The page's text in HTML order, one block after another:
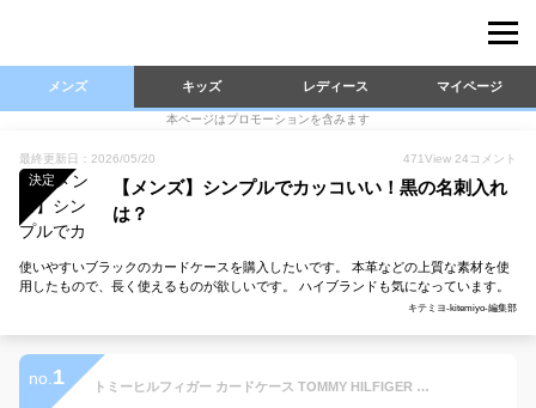
メンズ キッズ レディース マイページ
本ページはプロモーションを含みます
最終更新日：2026/05/20 471View 24 コメント
決定
【メンズ】シンプルでカッコいい！黒の名刺入れ
は？
使いやすいブラックのカードケースを購入したいです。 本革などの上質な素材を使
用したもので、長く使えるものが欲しいです。 ハイブランドも気になっています。
キテミヨ-kitemiyo-編集部
no. 1 トミーヒルフィガー カードケース TOMMY HILFIGER 名刺入れ 31TL20X011-001（0096-4512/01） ブラック レザー（革） トミー シンプル メンズ 男性 夫 彼氏 息子 新社会人 フレッシャーズ 新生活 ビジネス 新社会人 ギフト プレゼント プレゼント